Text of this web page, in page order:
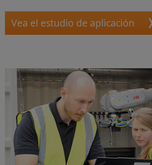
Vea el estudio de aplicación